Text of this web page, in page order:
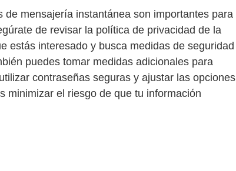
mensajería instantánea son importantes para
de revisar la política de privacidad de la
estás interesado y busca medidas de seguridad
puedes tomar medidas adicionales para
contraseñas seguras y ajustar las opciones
minimizar el riesgo de que tu información